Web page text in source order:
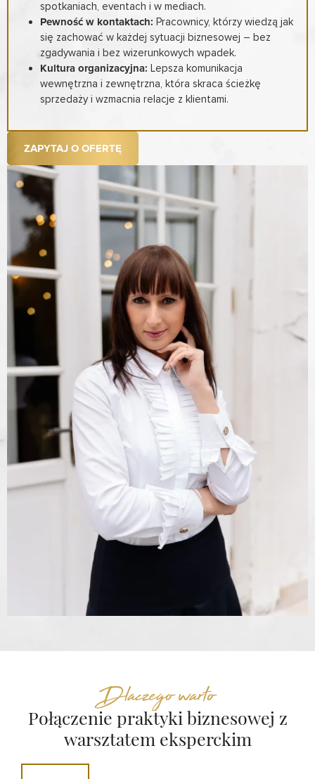
spotkaniach, eventach i w mediach.
Pewność w kontaktach: Pracownicy, którzy wiedzą jak
się zachować w każdej sytuacji biznesowej – bez
zgadywania i bez wizerunkowych wpadek.
Kultura organizacyjna: Lepsza komunikacja
wewnętrzna i zewnętrzna, która skraca ścieżkę
sprzedaży i wzmacnia relacje z klientami.
ZAPYTAJ O OFERTĘ
Dlaczego warto
Połączenie praktyki biznesowej z
warsztatem eksperckim